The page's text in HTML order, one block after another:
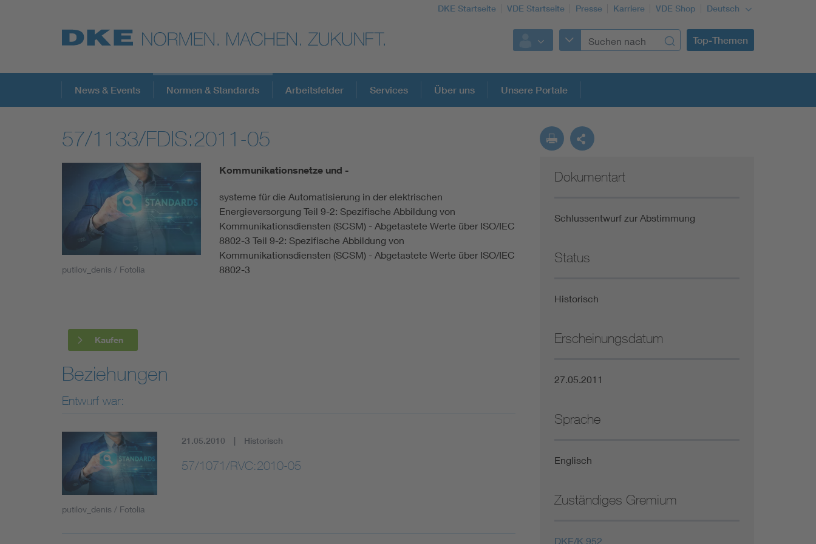
DKE Startseite VDE Startseite Presse Karriere VDE Shop Deutsch
Top-Themen
Top-Themen
VDE Fokusthemen
Digital Security
Energy
Mobility
Smart Cities
DKE Fachinformationen im Kontext der Normung
Circular Economy für mehr Ressourceneffizienz
Cybersecurity in der Industrieautomatisierung
Funktionale Sicherheit schützt den Menschen
Gleichstromanwendungen im Wachstum
News & Events Normen & Standards Arbeitsfelder Services Über uns Unsere Portale
57/1133/FDIS:2011-05
putilov_denis / Fotolia
Kommunikationsnetze und -
systeme für die Automatisierung in der elektrischen
Energieversorgung Teil 9-2: Spezifische Abbildung von
Kommunikationsdiensten (SCSM) - Abgetastete Werte über ISO/IEC
8802-3 Teil 9-2: Spezifische Abbildung von
Kommunikationsdiensten (SCSM) - Abgetastete Werte über ISO/IEC
8802-3
Kaufen
Beziehungen
Entwurf war:
putilov_denis / Fotolia
21.05.2010 Historisch
57/1071/RVC:2010-05
Dokumentart
Schlussentwurf zur Abstimmung
Status
Historisch
Erscheinungsdatum
27.05.2011
Sprache
Englisch
Zuständiges Gremium
DKE/K 952